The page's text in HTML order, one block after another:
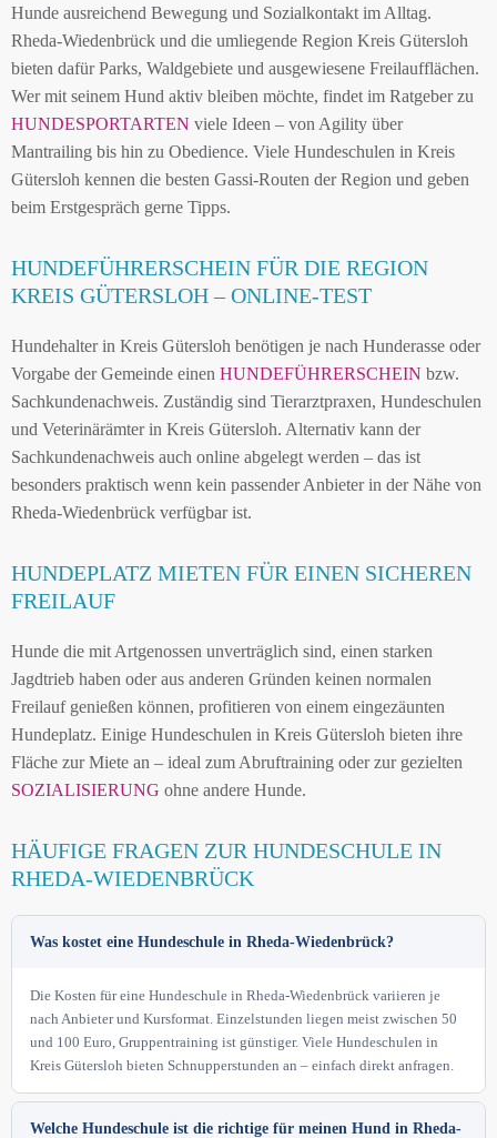
Hunde ausreichend Bewegung und Sozialkontakt im Alltag.
Rheda-Wiedenbrück und die umliegende Region Kreis Gütersloh
bieten dafür Parks, Waldgebiete und ausgewiesene Freilaufflächen.
Wer mit seinem Hund aktiv bleiben möchte, findet im Ratgeber zu
HUNDESPORTARTEN viele Ideen – von Agility über
Mantrailing bis hin zu Obedience. Viele Hundeschulen in Kreis
Gütersloh kennen die besten Gassi-Routen der Region und geben
beim Erstgespräch gerne Tipps.
HUNDEFÜHRERSCHEIN FÜR DIE REGION
KREIS GÜTERSLOH – ONLINE-TEST
Hundehalter in Kreis Gütersloh benötigen je nach Hunderasse oder
Vorgabe der Gemeinde einen HUNDEFÜHRERSCHEIN bzw.
Sachkundenachweis. Zuständig sind Tierarztpraxen, Hundeschulen
und Veterinärämter in Kreis Gütersloh. Alternativ kann der
Sachkundenachweis auch online abgelegt werden – das ist
besonders praktisch wenn kein passender Anbieter in der Nähe von
Rheda-Wiedenbrück verfügbar ist.
HUNDEPLATZ MIETEN FÜR EINEN SICHEREN
FREILAUF
Hunde die mit Artgenossen unverträglich sind, einen starken
Jagdtrieb haben oder aus anderen Gründen keinen normalen
Freilauf genießen können, profitieren von einem eingezäunten
Hundeplatz. Einige Hundeschulen in Kreis Gütersloh bieten ihre
Fläche zur Miete an – ideal zum Abruftraining oder zur gezielten
SOZIALISIERUNG ohne andere Hunde.
HÄUFIGE FRAGEN ZUR HUNDESCHULE IN
RHEDA-WIEDENBRÜCK
Was kostet eine Hundeschule in Rheda-Wiedenbrück?
Die Kosten für eine Hundeschule in Rheda-Wiedenbrück variieren je
nach Anbieter und Kursformat. Einzelstunden liegen meist zwischen 50
und 100 Euro, Gruppentraining ist günstiger. Viele Hundeschulen in
Kreis Gütersloh bieten Schnupperstunden an – einfach direkt anfragen.
Welche Hundeschule ist die richtige für meinen Hund in Rheda-